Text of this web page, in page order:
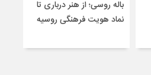
باله روسی؛ از هنر درباری تا
نماد هویت فرهنگی روسیه